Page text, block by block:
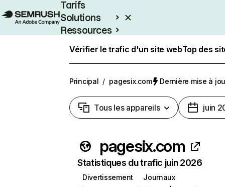
Tarifs
Solutions
Ressources
Vérifier le trafic d'un site webTop des
Principal / pagesix.com Dernière mise à
Tous les appareils juin
pagesix.com
Statistiques du trafic juin 2026
Divertissement
Journaux